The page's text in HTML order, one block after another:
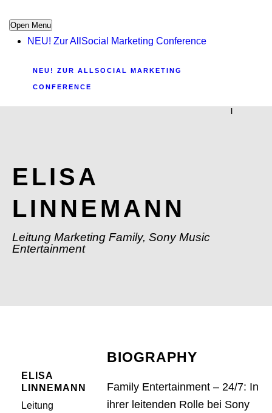
Open Menu
NEU! Zur AllSocial Marketing Conference
NEU! ZUR ALLSOCIAL MARKETING
CONFERENCE
|
ELISA
LINNEMANN
Leitung Marketing Family, Sony Music
Entertainment
ELISA
LINNEMANN
Leitung
BIOGRAPHY
Family Entertainment – 24/7: In
ihrer leitenden Rolle bei Sony